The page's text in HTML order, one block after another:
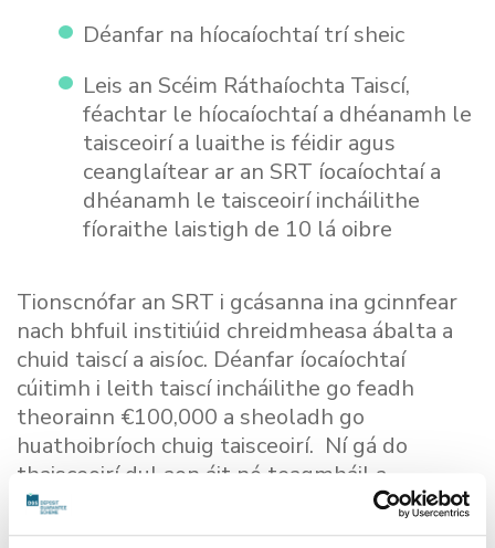
Déanfar na híocaíochtaí trí sheic
Leis an Scéim Ráthaíochta Taiscí,
féachtar le híocaíochtaí a dhéanamh le
taisceoirí a luaithe is féidir agus
ceanglaítear ar an SRT íocaíochtaí a
dhéanamh le taisceoirí incháilithe
fíoraithe laistigh de 10 lá oibre
Tionscnófar an SRT i gcásanna ina gcinnfear
nach bhfuil institiúid chreidmheasa ábalta a
chuid taiscí a aisíoc. Déanfar íocaíochtaí
cúitimh i leith taiscí incháilithe go feadh
theorainn €100,000 a sheoladh go
huathoibríoch chuig taisceoirí. Ní gá do
thaisceoirí dul aon áit nó teagmháil a
dhéanamh le haon duine chun a gcuid airgid a
fháil ar ais. Déanfar na híocaíochtaí trí sheic